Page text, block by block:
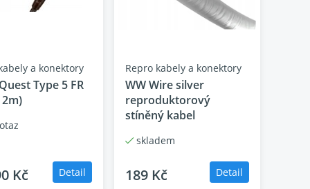
třídu HiFi komponentů. Lelý kabel je
a konektory
Type 5 FR
Kč Detail
Repro kabely a konektory
WW Wire silver
reproduktorový
stíněný kabel
skladem
189 Kč Detail